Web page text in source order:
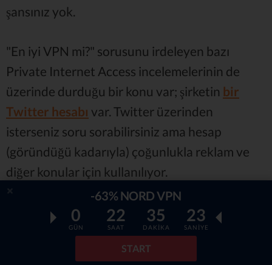
şansınız yok.
"En iyi VPN mi?" sorusunu irdeleyen bazı
Private Internet Access incelemelerinin de
üzerinde durduğu bir konu var; şirketin bir
Twitter hesabı var. Twitter üzerinden
isterseniz soru sorabilirsiniz ama hesap
(göründüğü kadarıyla) çoğunlukla reklam ve
diğer konular için kullanılıyor.
En güvenli VPN hangisi diye ararken göz
önünde bulundurulması gereken konulardan
-63% NORD VPN
0
GÜN
22
SAAT
35
DAKİKA
21
SANİYE
START